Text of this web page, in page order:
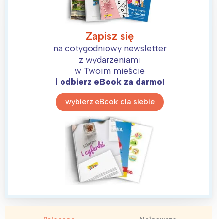
Zapisz się
na cotygodniowy newsletter
z wydarzeniami
w Twoim mieście
i odbierz eBook za darmo!
wybierz eBook dla siebie